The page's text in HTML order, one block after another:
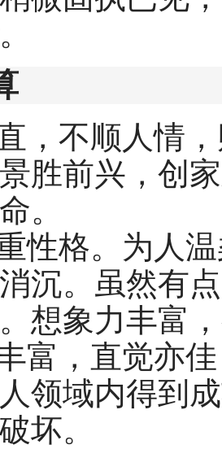
，不顺人情
胜前兴，创
。
性格。为人
沉。虽然有
想象力丰富
富，直觉亦
领域内得到
坏。